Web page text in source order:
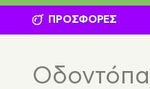
ΠΡΟΣΦΟΡΈΣ